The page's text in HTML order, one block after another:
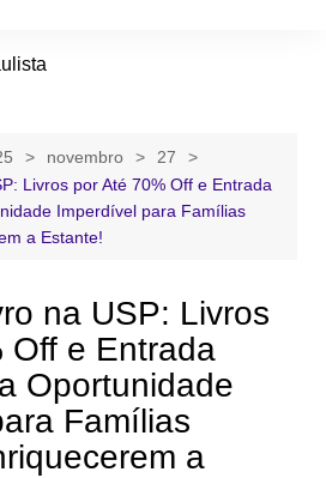
novembro
27
Livros por Até 70% Off e Entrada
Imperdível para Famílias
a Estante!
na USP: Livros
Off e Entrada
Oportunidade
Famílias
a